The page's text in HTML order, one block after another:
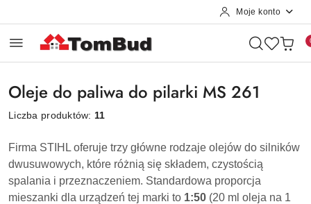
Moje konto
Oleje do paliwa do pilarki MS 261
Liczba produktów: 11
Firma STIHL oferuje trzy główne rodzaje olejów do silników
dwusuwowych, które różnią się składem, czystością
spalania i przeznaczeniem. Standardowa proporcja
mieszanki dla urządzeń tej marki to 1:50 (20 ml oleja na 1